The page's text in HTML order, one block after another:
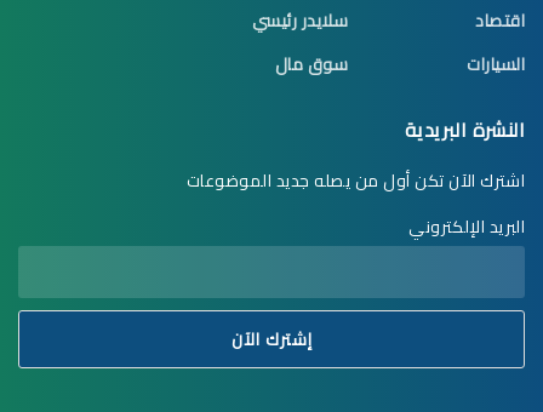
اقتصاد
السيارات
سلايدر رئيسي
سوق مال
النشرة البريدية
اشترك الآن تكن أول من يصله جديد الموضوعات
البريد الإلكتروني